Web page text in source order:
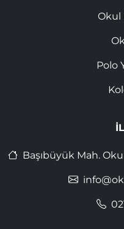
Okul
Polo
Başıbüyük Mah.